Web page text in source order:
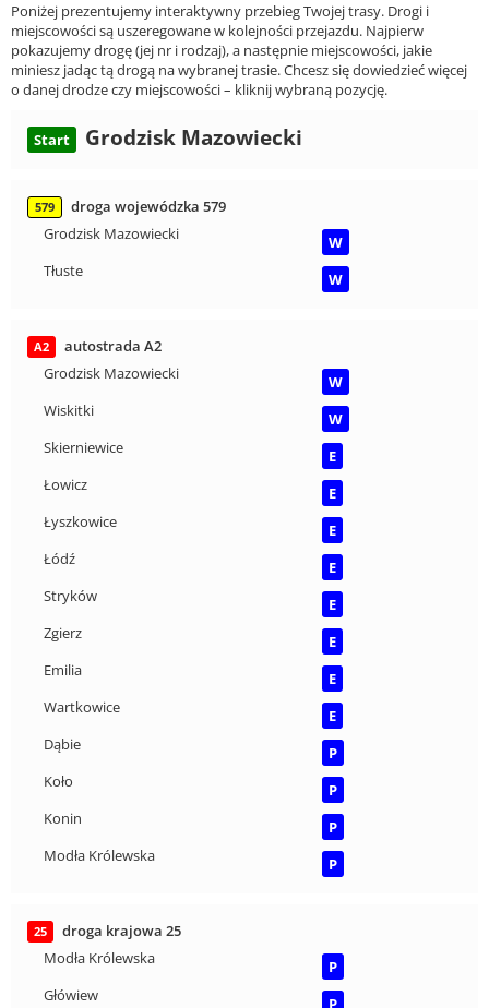
Poniżej prezentujemy interaktywny przebieg Twojej trasy. Drogi i
miejscowości są uszeregowane w kolejności przejazdu. Najpierw
pokazujemy drogę (jej nr i rodzaj), a następnie miejscowości, jakie
miniesz jadąc tą drogą na wybranej trasie. Chcesz się dowiedzieć więcej
o danej drodze czy miejscowości – kliknij wybraną pozycję.
Start Grodzisk Mazowiecki
579
droga wojewódzka 579
Grodzisk Mazowiecki
W
Tłuste
W
A2
autostrada A2
Grodzisk Mazowiecki
W
Wiskitki
W
Skierniewice
E
Łowicz
E
Łyszkowice
E
Łódź
E
Stryków
E
Zgierz
E
Emilia
E
Wartkowice
E
Dąbie
P
Koło
P
Konin
P
Modła Królewska
P
25
droga krajowa 25
Modła Królewska
P
Główiew
P